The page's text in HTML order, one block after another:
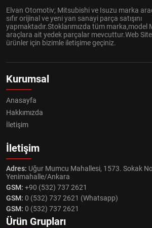
Elvan Otomotiv; Mitsubishi ve Isuzu marka
sıfır orijinal ve yeni yan sanayi parça satışını
yapmaktadır.Stoklarımızda tüm marka,model
araçlara ait yedek parçalar mevcuttur.Web
ürünler için bizimle iletişime geçiniz.
Kurumsal
Anasayfa
Hakkımızda
İletişim
İletişim
Adres: Uğur Mumcu Mahallesi, 1573. Sokak
Yenimahalle/Ankara
GSM: +90 (532) 737 2621
GSM: 0 (532) 737 2621 (Whatsapp)
GSM: 0 (532) 737 2621
Ürün Grupları